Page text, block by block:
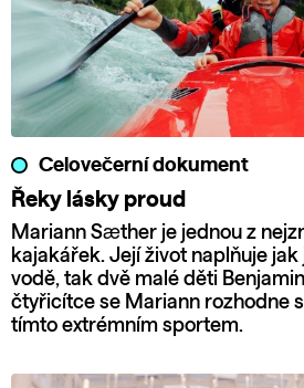
Celovečerní dokument
Řeky lásky proud
Mariann Sæther je jednou z
kajakářek. Její život naplňuje
vodě, tak dvě malé děti
čtyřicítce se Mariann rozhodne
tímto extrémním sportem.